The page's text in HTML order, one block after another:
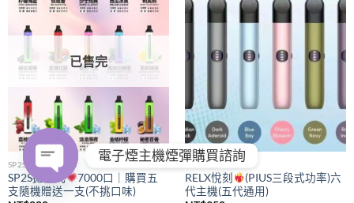
wishlist
已售完
SP2S
SP2S拋棄式
7000口｜購買五
支隨機贈送一支(不挑口味)
wishlist
RELX
RELX悅刻
(PIUS三段式功率)六
代主機(五代通用)
電子煙主機煙彈購買諮詢
OPEN